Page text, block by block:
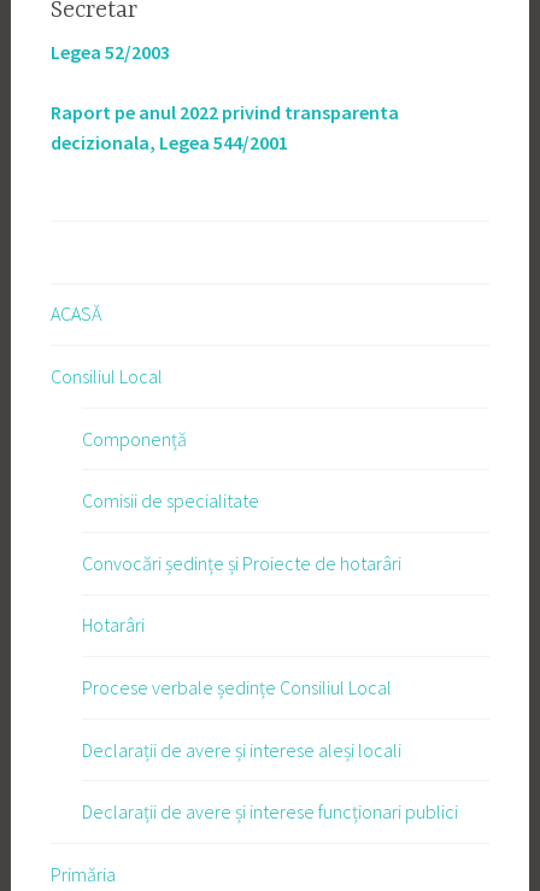
Secretar
Legea 52/2003
Raport pe anul 2022 privind transparenta
decizionala, Legea 544/2001
ACASĂ
Consiliul Local
Componență
Comisii de specialitate
Convocări ședințe și Proiecte de hotarâri
Hotarâri
Procese verbale ședințe Consiliul Local
Declarații de avere și interese aleși locali
Declarații de avere și interese funcționari publici
Primăria